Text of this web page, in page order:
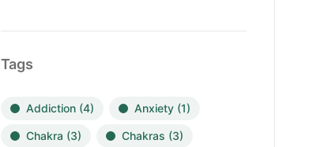
Tags
Addiction(4) Anxiety(1)
Chakra (3) Chakras (3)